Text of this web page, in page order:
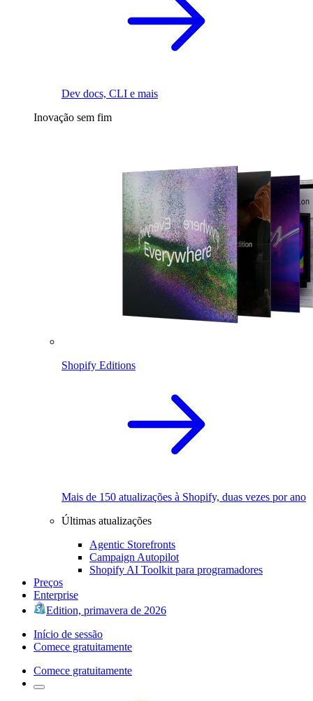
Dev docs, CLI e mais
Inovação sem fim
Shopify Editions
Mais de 150 atualizações à Shopify, duas vezes por ano
Últimas atualizações
Agentic Storefronts
Campaign Autopilot
Shopify AI Toolkit para programadores
Preços
Enterprise
Edition, primavera de 2026
Início de sessão
Comece gratuitamente
Comece gratuitamente